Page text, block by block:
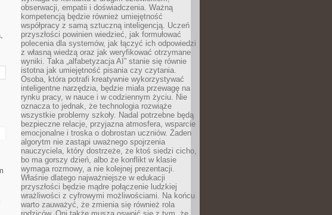
obserwacji, empatii i doświadczenia. Ważną
kompetencją będzie również umiejętność
współpracy z samą sztuczną inteligencją. Uczeń
przyszłości powinien wiedzieć, jak formułować
polecenia dla systemów, jak łączyć ich odpowiedzi
z własną wiedzą oraz jak weryfikować otrzymane
wyniki. Taka „alfabetyzacja AI” stanie się równie
istotna jak umiejętność pisania czy czytania.
Osoba, która potrafi kreatywnie wykorzystywać
inteligentne narzędzia, będzie miała przewagę na
rynku pracy, w nauce i w codziennym życiu. Nie
oznacza to jednak, że technologia rozwiąże
wszystkie problemy szkoły. Nadal potrzebne będą
bezpieczne relacje, przyjazna atmosfera, wsparcie
emocjonalne i troska o dobrostan uczniów. Żaden
algorytm nie zastąpi uważnego spojrzenia
nauczyciela, który dostrzeże, że ktoś siedzi cicho,
bo ma gorszy dzień, albo że konflikt w klasie
wymaga rozmowy, a nie kolejnej prezentacji.
Właśnie dlatego najważniejsze w edukacji
przyszłości będzie mądre połączenie ludzkiej
wrażliwości z cyfrowymi możliwościami. Na końcu
warto zauważyć, że zmienia się również rola